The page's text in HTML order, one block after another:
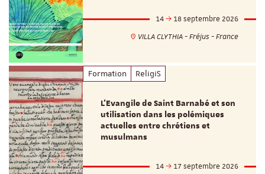
14
18 septembre 2026
VILLA CLYTHIA - Fréjus - France
Formation ReligiS
L’Evangile de Saint Barnabé et son
utilisation dans les polémiques
actuelles entre chrétiens et
musulmans
14 17 septembre 2026